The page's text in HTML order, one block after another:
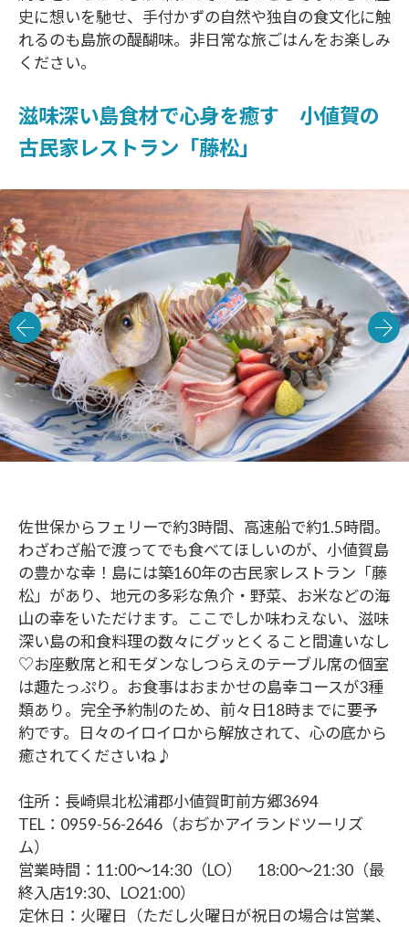
史に想いを馳せ、手付かずの自然や独自の食文化に触
れるのも島旅の醍醐味。非日常な旅ごはんをお楽しみ
ください。
滋味深い島食材で心身を癒す 小値賀の
古民家レストラン「藤松」
佐世保からフェリーで約3時間、高速船で約1.5時間。
わざわざ船で渡ってでも食べてほしいのが、小値賀島
の豊かな幸！島には築160年の古民家レストラン「藤
松」があり、地元の多彩な魚介・野菜、お米などの海
山の幸をいただけます。ここでしか味わえない、滋味
深い島の和食料理の数々にグッとくること間違いなし
♡お座敷席と和モダンなしつらえのテーブル席の個室
は趣たっぷり。お食事はおまかせの島幸コースが3種
類あり。完全予約制のため、前々日18時までに要予
約です。日々のイロイロから解放されて、心の底から
癒されてくださいね♪
住所：長崎県北松浦郡小値賀町前方郷3694
TEL：0959-56-2646（おぢかアイランドツーリズ
ム）
営業時間：11:00～14:30（LO） 18:00～21:30（最
終入店19:30、LO21:00）
定休日：火曜日（ただし火曜日が祝日の場合は営業、